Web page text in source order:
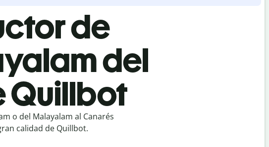
de
del
Quillbot
o del Malayalam al Canarés
calidad de Quillbot.